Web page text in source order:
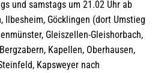
und samstags um 21.02 Uhr ab
Ilbesheim, Göcklingen (dort Umstieg
Gleiszellen-Gleishorbach,
Kapellen, Oberhausen,
Kapsweyer nach